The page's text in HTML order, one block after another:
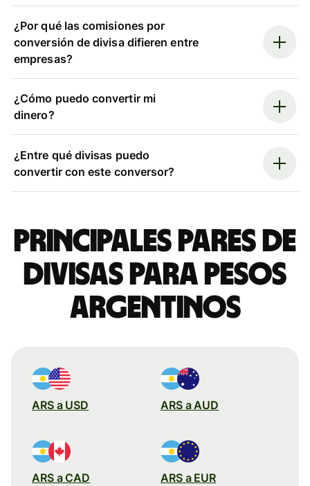
¿Por qué las comisiones por
conversión de divisa difieren entre
empresas?
¿Cómo puedo convertir mi
dinero?
¿Entre qué divisas puedo
convertir con este conversor?
Principales pares de
divisas para pesos
argentinos
ARS a USD ARS a AUD
ARS a CAD ARS a EUR